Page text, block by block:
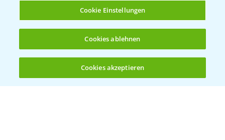
Allgemeine Nutzungsbedingungen
Datenschutzerklärung
Cookie Einstellungen
Cookies ablehnen
Cookies akzeptieren